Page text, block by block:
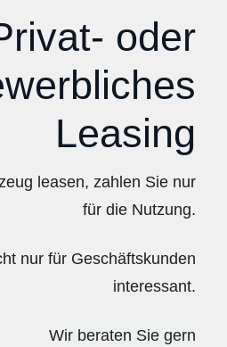
oder
Leasing
leasen, zahlen Sie nur
für die Nutzung.
nur für Geschäftskunden
interessant.
Wir beraten Sie gern